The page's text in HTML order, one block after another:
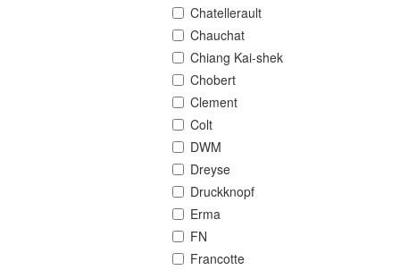
Chatellerault
Chauchat
Chiang Kai-shek
Chobert
Clement
Colt
DWM
Dreyse
Druckknopf
Erma
FN
Francotte